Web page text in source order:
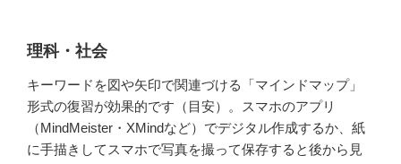
理科・社会
キーワードを図や矢印で関連づける「マインドマップ」
形式の復習が効果的です（目安）。スマホのアプリ
（MindMeister・XMindなど）でデジタル作成するか、紙
に手描きしてスマホで写真を撮って保存すると後から見